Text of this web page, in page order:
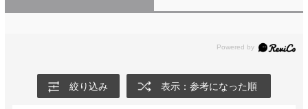
絞り込み 表示：参考になった順